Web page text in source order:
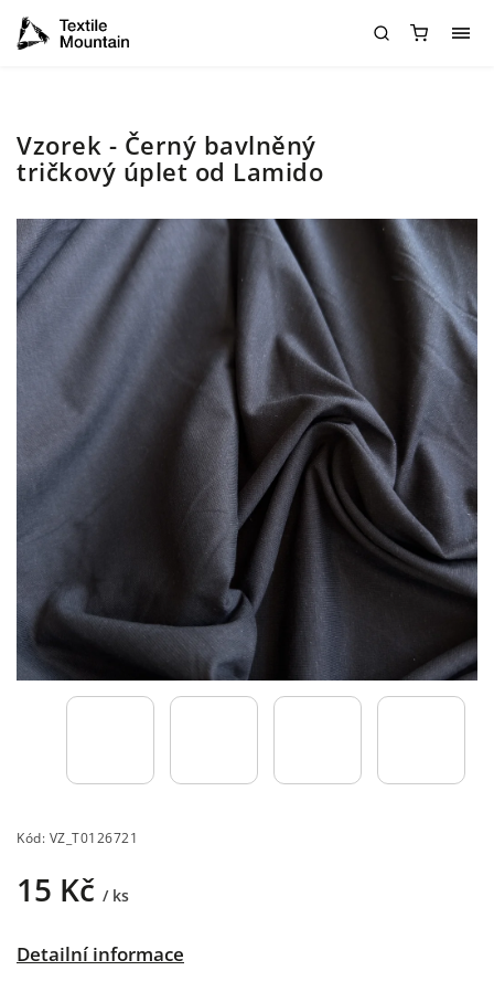
Vzorek - Černý bavlněný
tričkový úplet od Lamido
Kód: VZ_T0126721
15 Kč / ks
Detailní informace